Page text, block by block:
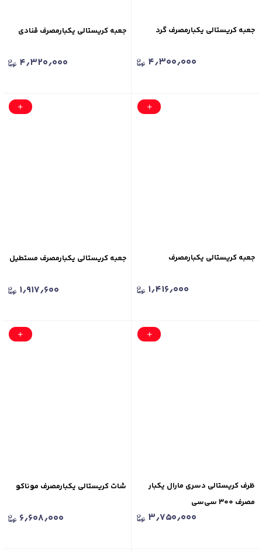
جعبه کریستالی یکبارمصرف گرد
۴٫۳۰۰٫۰۰۰
جعبه کریستالی یکبارمصرف قنادی
۴٫۳۲۰٫۰۰۰
جعبه کریستالی یکبارمصرف
۱٫۴۱۶٫۰۰۰
جعبه کریستالی یکبارمصرف مستطیل
۱٫۹۱۷٫۶۰۰
ظرف کریستالی دسری مارال یکبار
مصرف ۳۰۰ سی‌سی
۳٫۷۵۰٫۰۰۰
شات کریستالی یکبارمصرف موناکو
۶٫۶۰۸٫۰۰۰